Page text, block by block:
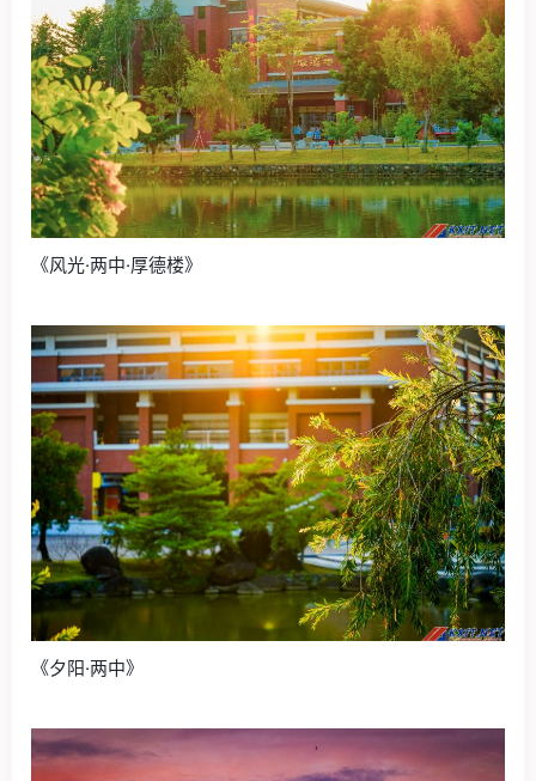
《风光·两中·厚德楼》
《夕阳·两中》